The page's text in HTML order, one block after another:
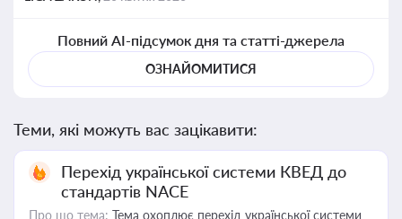
Повний AI-підсумок дня та статті-джерела
ОЗНАЙОМИТИСЯ
Теми, які можуть вас зацікавити:
Перехід української системи КВЕД до
стандартів NACE
Про що тема: Тема охоплює перехід української системи